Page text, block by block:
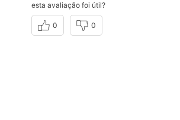
esta avaliação foi útil?
0 0